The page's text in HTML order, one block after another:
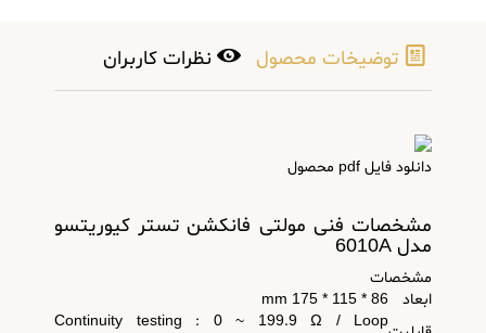
توضیخات محصول نظرات کاربران
دانلود فایل pdf محصول
مشخصات فنی مولتی فانکشن تستر کیوریتسو
مدل 6010A
مشخصات
ابعاد
86 * 115 * 175 mm
Continuity testing : 0 ~ 199.9 Ω / Loop